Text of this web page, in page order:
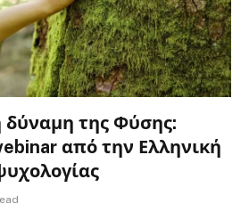
δύναμη της Φύσης:
από την Ελληνική